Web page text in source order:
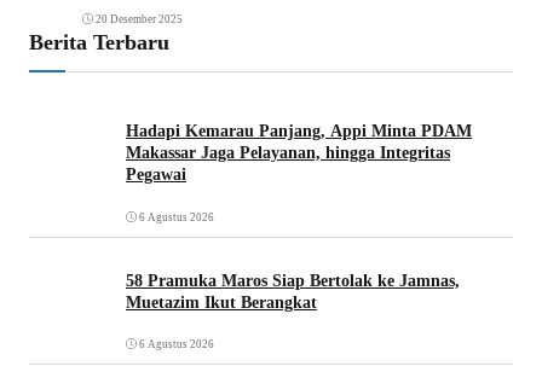
20 Desember 2025
Berita Terbaru
Hadapi Kemarau Panjang, Appi Minta PDAM
Makassar Jaga Pelayanan, hingga Integritas
Pegawai
6 Agustus 2026
58 Pramuka Maros Siap Bertolak ke Jamnas,
Muetazim Ikut Berangkat
6 Agustus 2026